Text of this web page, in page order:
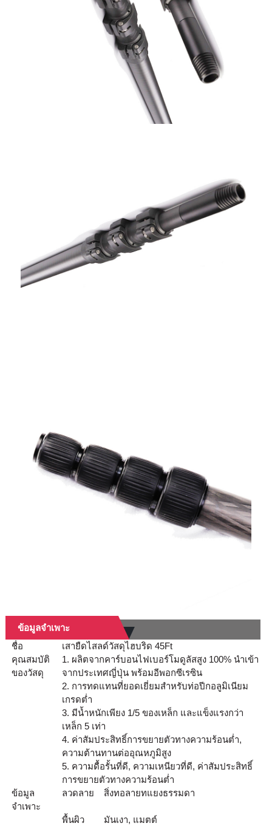
ข้อมูลจำเพาะ
ชื่อ
เสายืดไสลด์วัสดุไฮบริด 45Ft
คุณสมบัติ
ของวัสดุ
1. ผลิตจากคาร์บอนไฟเบอร์โมดูลัสสูง 100% นำเข้า
จากประเทศญี่ปุ่น พร้อมอีพอกซีเรซิน
2. การทดแทนที่ยอดเยี่ยมสำหรับท่อปีกอลูมิเนียม
เกรดต่ำ
3. มีน้ำหนักเพียง 1/5 ของเหล็ก และแข็งแรงกว่า
เหล็ก 5 เท่า
4. ค่าสัมประสิทธิ์การขยายตัวทางความร้อนต่ำ,
ความต้านทานต่ออุณหภูมิสูง
5. ความดื้อรั้นที่ดี, ความเหนียวที่ดี, ค่าสัมประสิทธิ์
การขยายตัวทางความร้อนต่ำ
ข้อมูล
จำเพาะ
ลวดลาย สิ่งทอลายทแยงธรรมดา
พื้นผิว
มันเงา, แมตต์